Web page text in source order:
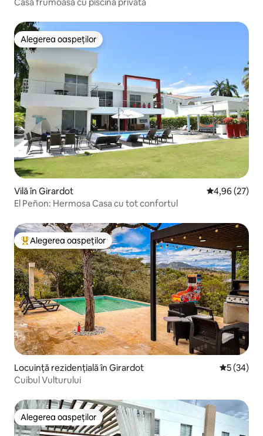
Alegerea oaspeților
Alegerea oaspeților
Vilă în Girardot Scor mediu
4,96 (27)
El Peñon: Hermosa Casa cu tot confortul
Locuință din topul categoriei Alegerea oaspeților
Alegerea oaspeților
Locuință rezidențială în Girardot Scor
5 (34)
Cuibul Vulturului
Alegerea oaspeților
Alegerea oaspeților